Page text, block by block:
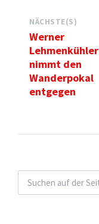
NÄCHSTE(S)
Werner
Lehmenkühler
nimmt den
Wanderpokal
entgegen